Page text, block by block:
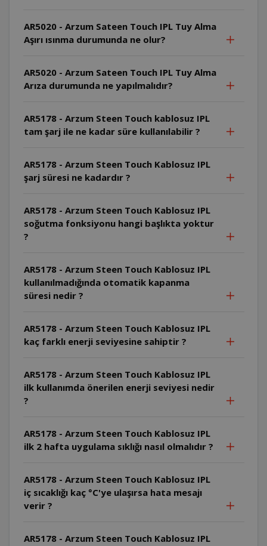
AR5020 - Arzum Sateen Touch IPL Tuy Alma
Aşırı ısınma durumunda ne olur?
AR5020 - Arzum Sateen Touch IPL Tuy Alma
Arıza durumunda ne yapılmalıdır?
AR5178 - Arzum Steen Touch kablosuz IPL
tam şarj ile ne kadar süre kullanılabilir ?
AR5178 - Arzum Steen Touch Kablosuz IPL
şarj süresi ne kadardır ?
AR5178 - Arzum Steen Touch Kablosuz IPL
soğutma fonksiyonu hangi başlıkta yoktur
?
AR5178 - Arzum Steen Touch Kablosuz IPL
kullanılmadığında otomatik kapanma
süresi nedir ?
AR5178 - Arzum Steen Touch Kablosuz IPL
kaç farklı enerji seviyesine sahiptir ?
AR5178 - Arzum Steen Touch Kablosuz IPL
ilk kullanımda önerilen enerji seviyesi nedir
?
AR5178 - Arzum Steen Touch Kablosuz IPL
ilk 2 hafta uygulama sıklığı nasıl olmalıdır ?
AR5178 - Arzum Steen Touch Kablosuz IPL
iç sıcaklığı kaç °C'ye ulaşırsa hata mesajı
verir ?
AR5178 - Arzum Steen Touch Kablosuz IPL